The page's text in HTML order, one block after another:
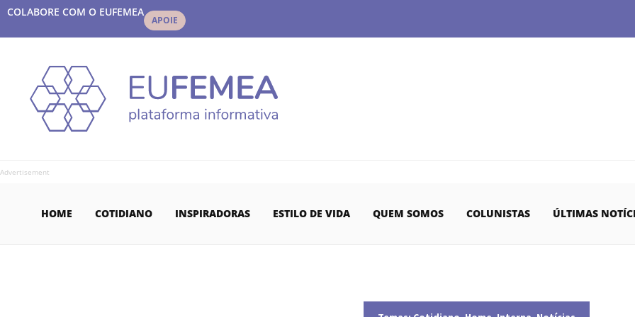
COLABORE COM O EUFEMEA
APOIE
Advertisement
HOME COTIDIANO INSPIRADORAS ESTILO DE VIDA QUEM SOMOS COLUNISTAS ÚLTIMAS